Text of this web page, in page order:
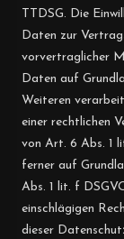
TTDSG. Die
Daten zur
vorvertraglicher
Daten auf
Weiteren
einer rechtlichen
von Art. 6 Abs. 1
ferner auf
Abs. 1 lit. f
einschlägigen
dieser